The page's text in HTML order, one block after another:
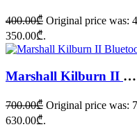
400.00₾ Original price was:
350.00₾.
Marshall Kilburn II Bluetooth Speaker
700.00₾ Original price was:
630.00₾.